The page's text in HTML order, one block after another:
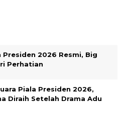
Presiden 2026 Resmi, Big
Perhatian
Piala Presiden 2026,
Diraih Setelah Drama Adu